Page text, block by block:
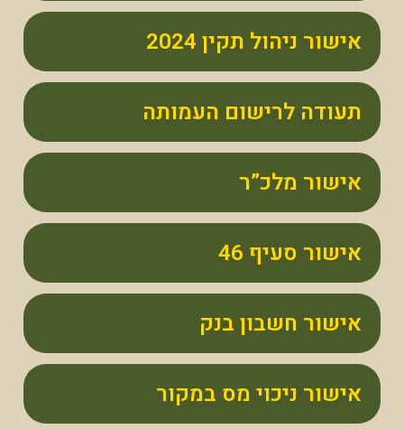
אישור ניהול תקין 2024
תעודה לרישום העמותה
אישור מלכ”ר
אישור סעיף 46
אישור חשבון בנק
אישור ניכוי מס במקור